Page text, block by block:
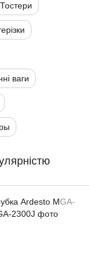
Тостери
ваги